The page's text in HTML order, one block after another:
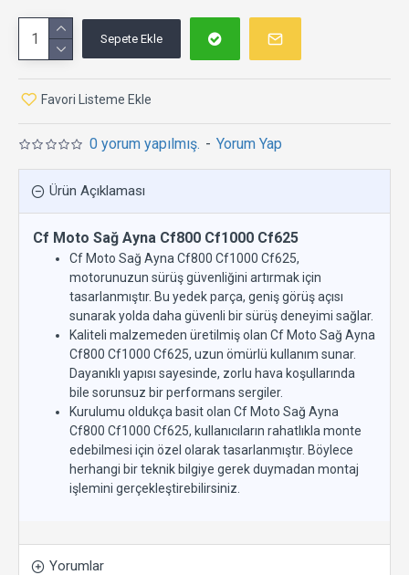
0 yorum yapılmış. - Yorum Yap
Sepete Ekle
Favori Listeme Ekle
Ürün Açıklaması
Cf Moto Sağ Ayna Cf800 Cf1000 Cf625
Cf Moto Sağ Ayna Cf800 Cf1000 Cf625,
motorunuzun sürüş güvenliğini artırmak için
tasarlanmıştır. Bu yedek parça, geniş görüş açısı
sunarak yolda daha güvenli bir sürüş deneyimi sağlar.
Kaliteli malzemeden üretilmiş olan Cf Moto Sağ Ayna
Cf800 Cf1000 Cf625, uzun ömürlü kullanım sunar.
Dayanıklı yapısı sayesinde, zorlu hava koşullarında
bile sorunsuz bir performans sergiler.
Kurulumu oldukça basit olan Cf Moto Sağ Ayna
Cf800 Cf1000 Cf625, kullanıcıların rahatlıkla monte
edebilmesi için özel olarak tasarlanmıştır. Böylece
herhangi bir teknik bilgiye gerek duymadan montaj
işlemini gerçekleştirebilirsiniz.
Yorumlar